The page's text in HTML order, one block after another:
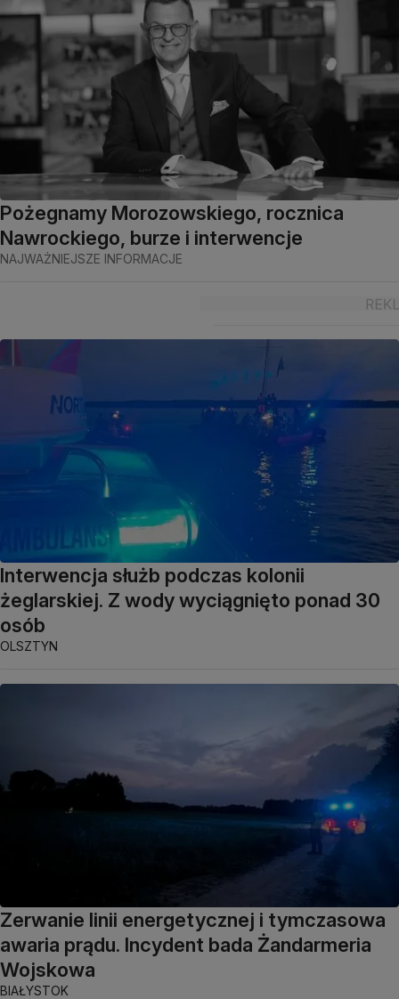
Pożegnamy Morozowskiego, rocznica
Nawrockiego, burze i interwencje
NAJWAŻNIEJSZE INFORMACJE
Interwencja służb podczas kolonii
żeglarskiej. Z wody wyciągnięto ponad 30
osób
OLSZTYN
Zerwanie linii energetycznej i tymczasowa
awaria prądu. Incydent bada Żandarmeria
Wojskowa
BIAŁYSTOK